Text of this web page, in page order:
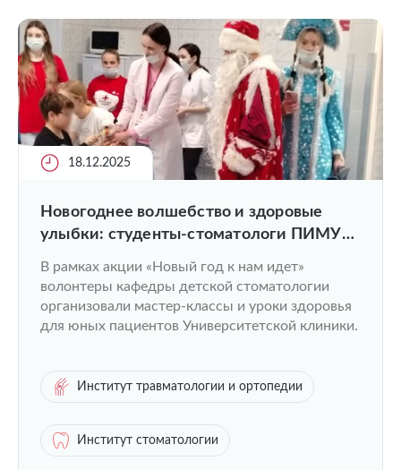
18.12.2025
Новогоднее волшебство и здоровые
улыбки: студенты-стоматологи ПИМУ
В рамках акции «Новый год к нам идет»
волонтеры кафедры детской стоматологии
организовали мастер-классы и уроки здоровья
для юных пациентов Университетской клиники.
Институт травматологии и ортопедии
Институт стоматологии